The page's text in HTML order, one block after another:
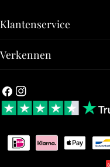
Klantenservice
Verkennen
FacebookInstagram
Betaalmethoden